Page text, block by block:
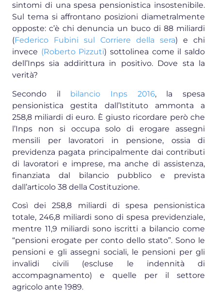
sintomi di una spesa pensionistica insostenibile.
Sul tema si affrontano posizioni diametralmente
opposte: c’è chi denuncia un buco di 88 miliardi
(Federico Fubini sul Corriere della sera) e chi
invece (Roberto Pizzuti) sottolinea come il saldo
dell’Inps sia addirittura in positivo. Dove sta la
verità?
Secondo il bilancio Inps 2016, la spesa
pensionistica gestita dall’Istituto ammonta a
258,8 miliardi di euro. È giusto ricordare però che
l’Inps non si occupa solo di erogare assegni
mensili per lavoratori in pensione, ossia di
previdenza pagata principalmente dai contributi
di lavoratori e imprese, ma anche di assistenza,
finanziata dal bilancio pubblico e prevista
dall’articolo 38 della Costituzione.
Così dei 258,8 miliardi di spesa pensionistica
totale, 246,8 miliardi sono di spesa previdenziale,
mentre 11,9 miliardi sono iscritti a bilancio come
“pensioni erogate per conto dello stato”. Sono le
pensioni e gli assegni sociali, le pensioni per gli
invalidi civili (escluse le indennità di
accompagnamento) e quelle per il settore
agricolo ante 1989.